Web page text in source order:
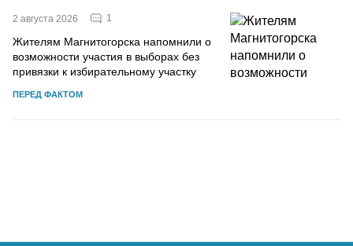
2 августа 2026 1
Жителям Магнитогорска напомнили о
возможности участия в выборах без
привязки к избирательному участку
ПЕРЕД ФАКТОМ